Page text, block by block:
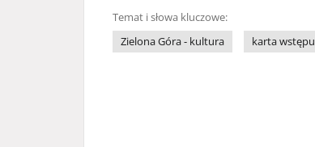
Temat i słowa kluczowe:
Zielona Góra - kultura
karta wstępu